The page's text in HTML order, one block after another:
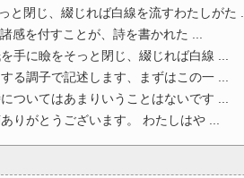
と閉じ、綴じれば白線を流すわたしがた
を付すことが、詩を書かれた ...
手に瞼をそっと閉じ、綴じれば白線 ...
る調子で記述します、まずはこの一 ...
ついてはあまりいうことはないです ...
りがとうございます。 わたしはや ...